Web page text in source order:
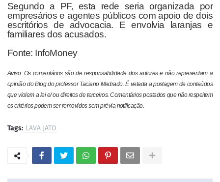
Segundo a PF, esta rede seria organizada por
empresários e agentes públicos com apoio de dois
escritórios de advocacia. E envolvia laranjas e
familiares dos acusados.
Fonte: InfoMoney
Aviso: Os comentários são de responsabilidade dos autores e não representam a
opinião do Blog do professor Taciano Medrado. É vetada a postagem de conteúdos
que violem a lei e/ ou direitos de terceiros. Comentários postados que não respeitem
os critérios podem ser removidos sem prévia notificação.
Tags: LAVA JATO